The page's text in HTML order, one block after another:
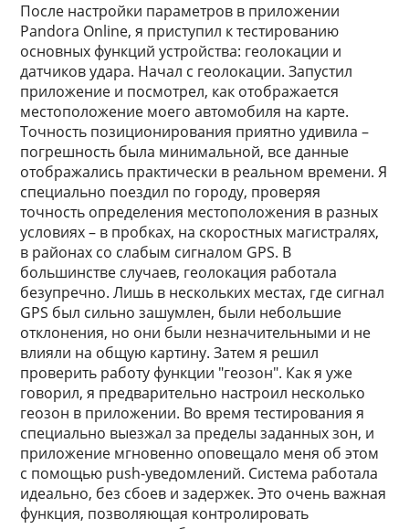
После настройки параметров в приложении
Pandora Online, я приступил к тестированию
основных функций устройства: геолокации и
датчиков удара. Начал с геолокации. Запустил
приложение и посмотрел, как отображается
местоположение моего автомобиля на карте.
Точность позиционирования приятно удивила –
погрешность была минимальной, все данные
отображались практически в реальном времени. Я
специально поездил по городу, проверяя
точность определения местоположения в разных
условиях – в пробках, на скоростных магистралях,
в районах со слабым сигналом GPS. В
большинстве случаев, геолокация работала
безупречно. Лишь в нескольких местах, где сигнал
GPS был сильно зашумлен, были небольшие
отклонения, но они были незначительными и не
влияли на общую картину. Затем я решил
проверить работу функции "геозон". Как я уже
говорил, я предварительно настроил несколько
геозон в приложении. Во время тестирования я
специально выезжал за пределы заданных зон, и
приложение мгновенно оповещало меня об этом
с помощью push-уведомлений. Система работала
идеально, без сбоев и задержек. Это очень важная
функция, позволяющая контролировать